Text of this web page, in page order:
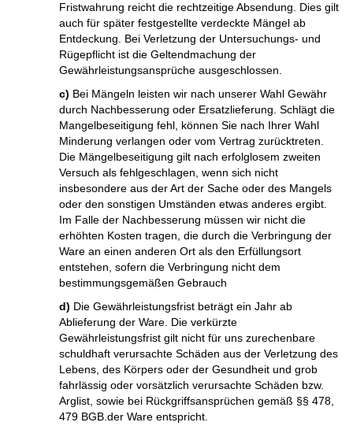
Fristwahrung reicht die rechtzeitige Absendung. Dies gilt
auch für später festgestellte verdeckte Mängel ab
Entdeckung. Bei Verletzung der Untersuchungs- und
Rügepflicht ist die Geltendmachung der
Gewährleistungsansprüche ausgeschlossen.
c) Bei Mängeln leisten wir nach unserer Wahl Gewähr
durch Nachbesserung oder Ersatzlieferung. Schlägt die
Mangelbeseitigung fehl, können Sie nach Ihrer Wahl
Minderung verlangen oder vom Vertrag zurücktreten.
Die Mängelbeseitigung gilt nach erfolglosem zweiten
Versuch als fehlgeschlagen, wenn sich nicht
insbesondere aus der Art der Sache oder des Mangels
oder den sonstigen Umständen etwas anderes ergibt.
Im Falle der Nachbesserung müssen wir nicht die
erhöhten Kosten tragen, die durch die Verbringung der
Ware an einen anderen Ort als den Erfüllungsort
entstehen, sofern die Verbringung nicht dem
bestimmungsgemäßen Gebrauch
d) Die Gewährleistungsfrist beträgt ein Jahr ab
Ablieferung der Ware. Die verkürzte
Gewährleistungsfrist gilt nicht für uns zurechenbare
schuldhaft verursachte Schäden aus der Verletzung des
Lebens, des Körpers oder der Gesundheit und grob
fahrlässig oder vorsätzlich verursachte Schäden bzw.
Arglist, sowie bei Rückgriffsansprüchen gemäß §§ 478,
479 BGB.der Ware entspricht.